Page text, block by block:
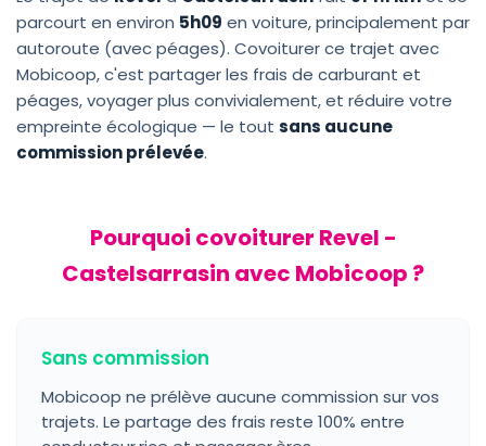
parcourt en environ 5h09 en voiture, principalement par
autoroute (avec péages). Covoiturer ce trajet avec
Mobicoop, c'est partager les frais de carburant et
péages, voyager plus convivialement, et réduire votre
empreinte écologique — le tout sans aucune
commission prélevée.
Pourquoi covoiturer Revel -
Castelsarrasin avec Mobicoop ?
Sans commission
Mobicoop ne prélève aucune commission sur vos
trajets. Le partage des frais reste 100% entre